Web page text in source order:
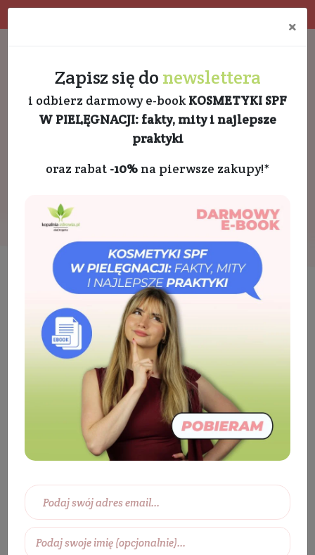
Kosmetyki Twarz
Maska do twarzy
Maska do cery suchej
Maseczka wygładzająca do twarzy - Czarny Bez i Malwa
×
Zapisz się do newslettera
i odbierz darmowy e-book KOSMETYKI SPF
W PIELĘGNACJI: fakty, mity i najlepsze
praktyki
oraz rabat -10%na pierwsze zakupy!*